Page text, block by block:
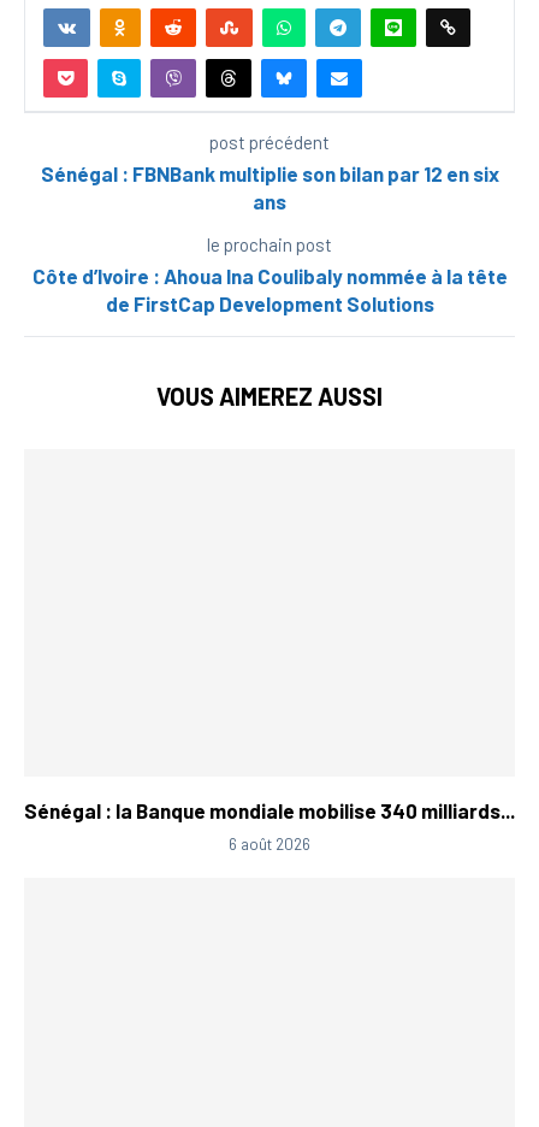
post précédent
Sénégal : FBNBank multiplie son bilan par 12 en six
ans
le prochain post
Côte d’Ivoire : Ahoua Ina Coulibaly nommée à la tête
de FirstCap Development Solutions
VOUS AIMEREZ AUSSI
Sénégal : la Banque mondiale mobilise 340 milliards...
6 août 2026